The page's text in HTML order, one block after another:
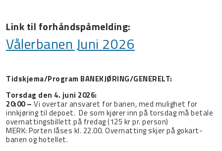
Link til forhåndspåmelding:
Vålerbanen Juni 2026
Tidskjema/Program BANEKJØRING/GENERELT:
Torsdag den 4. juni 2026:
20:00 – Vi overtar ansvaret for banen, med mulighet for
innkjøring til depoet. De som kjører inn på torsdag må betale
overnattingsbillett på fredag (125 kr pr. person)
MERK: Porten låses kl. 22.00. Overnatting skjer på gokart-
banen og hotellet.